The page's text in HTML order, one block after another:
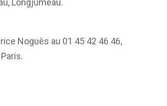
Longjumeau.
Noguès au 01 45 42 46 46,